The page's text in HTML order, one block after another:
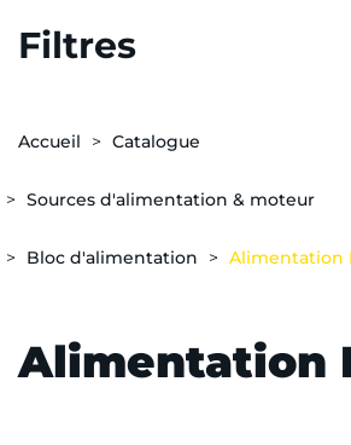
Filtres
Accueil Catalogue
Sources d'alimentation & moteur
Bloc d'alimentation Alimentation
Alimentation